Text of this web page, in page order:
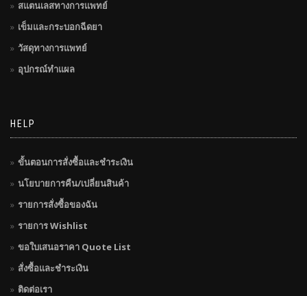
สแตนเลสทางการแพทย์
เข็มและกระบอกฉีดยา
วัสดุทางการแพทย์
อุปกรณ์ทำแผล
HELP
ขั้นตอนการสั่งซื้อและชำระเงิน
นโยบายการคืน/เปลี่ยนสินค้า
รายการสั่งซื้อของฉัน
รายการ Wishlist
ขอใบเสนอราคา Quote List
สั่งซื้อและชำระเงิน
ติดต่อเรา